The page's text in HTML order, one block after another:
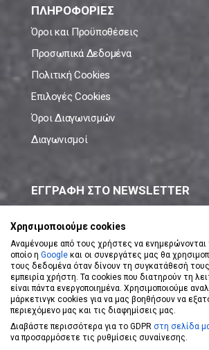
ΠΛΗΡΟΦΟΡΙΕΣ
Όροι και Προϋποθέσεις
Προσωπικά Δεδομένα
Πολιτική Cookies
Επιλογές Cookies
Όροι Διαγωνισμών
Διαγωνισμοί
ΕΓΓΡΑΦΗ ΣΤΟ NEWSLETTER
ΕΓΓΡΑΦΗ ΣΤΟ
Αποδέχομαι τουςΌρους Χρήσης
Χρησιμοποιούμε cookies
Αναμένουμε από τους χρήστες να ενημερώνονται
οποίο η Google και οι συνεργάτες μας θα
τους δεδομένα όταν δίνουν τη συγκατάθεσή
εμπειρία χρήστη. Τα cookies που διατηρούν τη
είναι πάντα ενεργοποιημένα. Χρησιμοποιούμε
μάρκετινγκ cookies για να μας βοηθήσουν να
περιεχόμενο μας και τις διαφημίσεις μας.
Διαβάστε περισσότερα για το GDPR στη σελίδα
να προσαρμόσετε τις ρυθμίσεις συναίνεσης.